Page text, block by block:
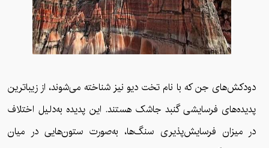
دودکش‌‌های جن که با نام تخت دیو نیز شناخته می‌شوند، از زیباترین
پدیده‌های فرسایشی گنبد جاشک هستند. این پدیده به‌دلیل اختلاف
در میزان فرسایش‌پذیری سنگ‌ها، به‌صورت ستون‌هایی در میان